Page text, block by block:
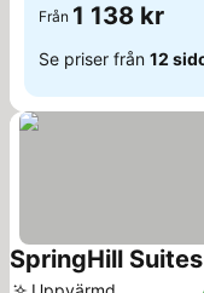
Från 1 138 kr
Se priser från 12
SpringHill